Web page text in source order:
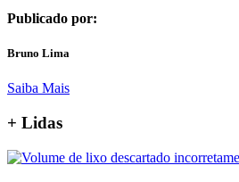
Publicado por:
Bruno Lima
Saiba Mais
+ Lidas